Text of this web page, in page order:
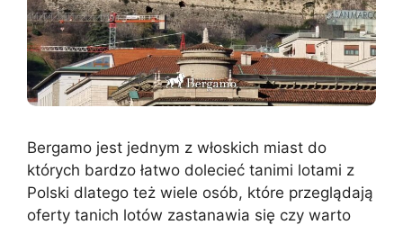
Bergamo jest jednym z włoskich miast do
których bardzo łatwo dolecieć tanimi lotami z
Polski dlatego też wiele osób, które przeglądają
oferty tanich lotów zastanawia się czy warto